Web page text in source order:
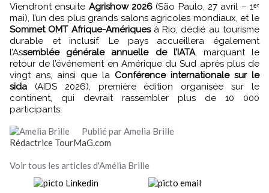
Viendront ensuite Agrishow 2026 (São Paulo, 27 avril – 1ᵉʳ
mai), l’un des plus grands salons agricoles mondiaux, et le
Sommet OMT Afrique-Amériquesà Rio, dédié au tourisme
durable et inclusif. Le pays accueillera également
l’Assemblée générale annuelle de l’IATA, marquant le
retour de l’événement en Amérique du Sud après plus de
vingt ans, ainsi que la Conférence internationale sur le
sida (AIDS 2026), première édition organisée sur le
continent, qui devrait rassembler plus de 10 000
participants.
Publié par Amelia Brille
Rédactrice TourMaG.com
Voir tous les articles d'Amélia Brille